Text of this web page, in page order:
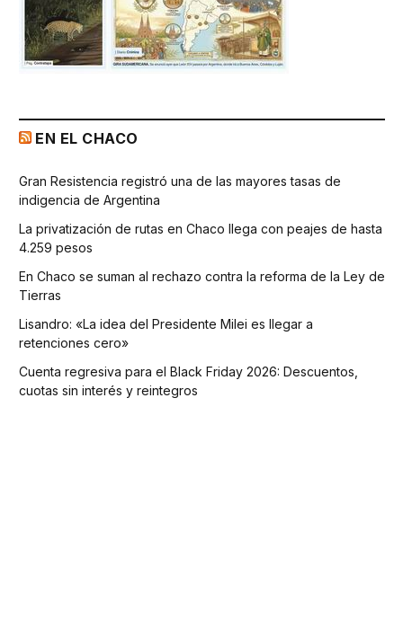
EN EL CHACO
Gran Resistencia registró una de las mayores tasas de
indigencia de Argentina
La privatización de rutas en Chaco llega con peajes de hasta
4.259 pesos
En Chaco se suman al rechazo contra la reforma de la Ley de
Tierras
Lisandro: «La idea del Presidente Milei es llegar a
retenciones cero»
Cuenta regresiva para el Black Friday 2026: Descuentos,
cuotas sin interés y reintegros